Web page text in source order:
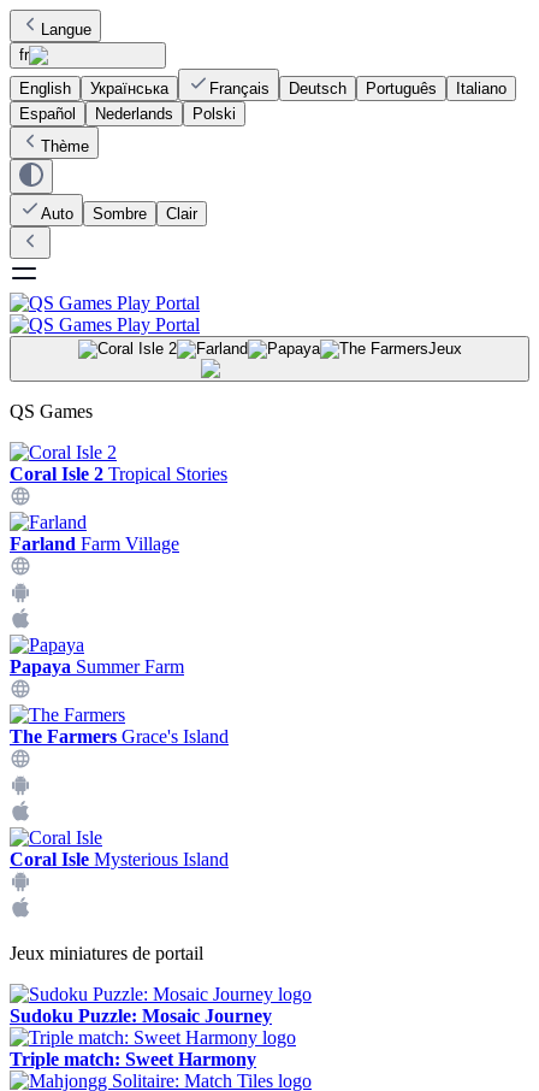
Langue
fr
English
Українська Français Deutsch Português
Italiano
Español
Nederlands
Polski
Thème
Auto Sombre Clair
Jeux
QS Games
Coral Isle 2 Tropical Stories
Farland Farm Village
Papaya Summer Farm
The Farmers Grace's Island
Coral Isle Mysterious Island
Jeux miniatures de portail
Sudoku Puzzle: Mosaic Journey
Triple match: Sweet Harmony